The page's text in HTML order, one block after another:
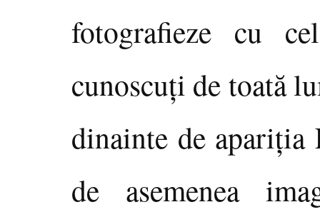
fotografieze cu
cunoscuţi de toată
dinainte de apariţia
de asemenea